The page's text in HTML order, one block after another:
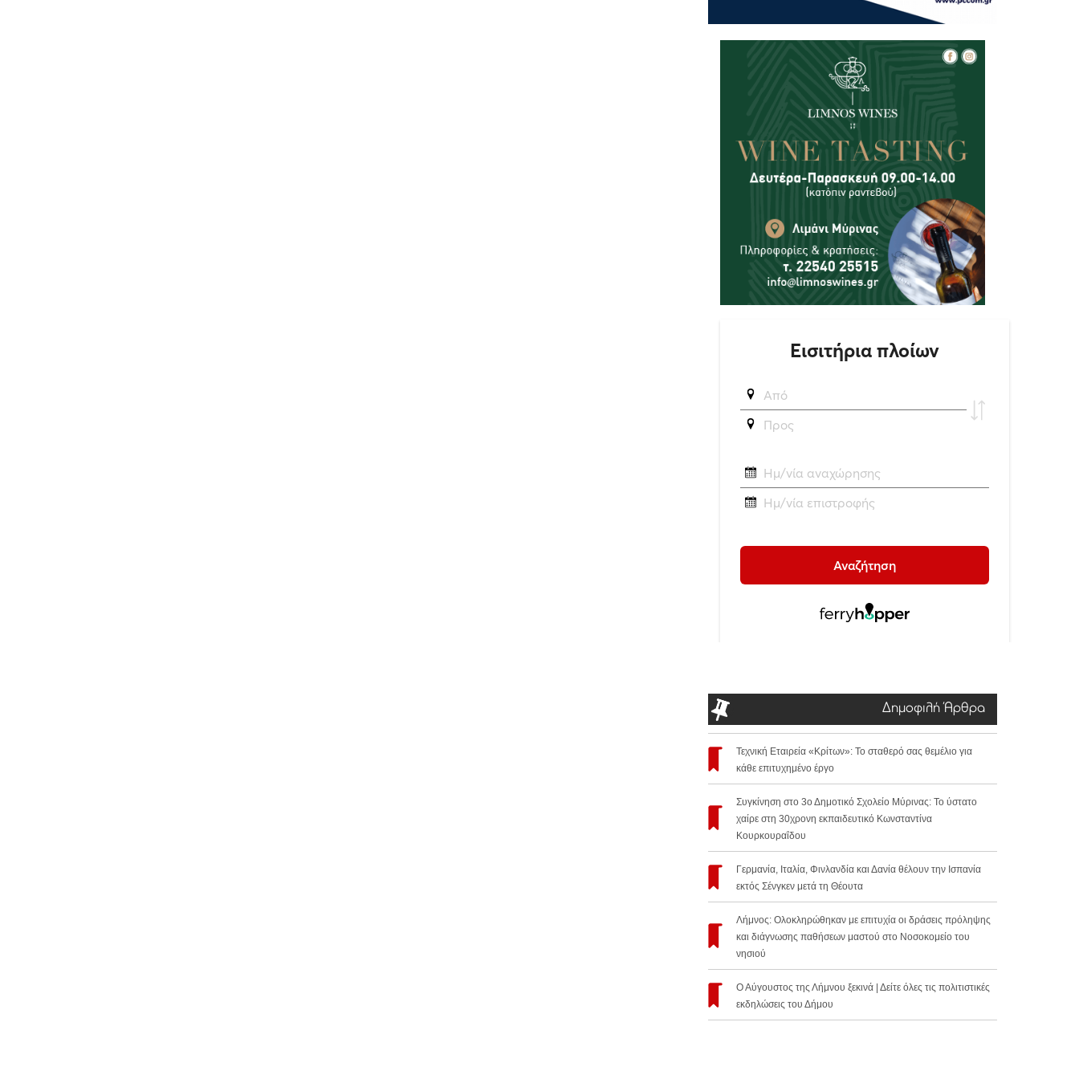
Δημοφιλή Άρθρα
Τεχνική Εταιρεία «Κρίτων»: Το σταθερό σας θεμέλιο για
κάθε επιτυχημένο έργο
Συγκίνηση στο 3ο Δημοτικό Σχολείο Μύρινας: Το ύστατο
χαίρε στη 30χρονη εκπαιδευτικό Κωνσταντίνα
Κουρκουραΐδου
Γερμανία, Ιταλία, Φινλανδία και Δανία θέλουν την Ισπανία
εκτός Σένγκεν μετά τη Θέουτα
Λήμνος: Ολοκληρώθηκαν με επιτυχία οι δράσεις πρόληψης
και διάγνωσης παθήσεων μαστού στο Νοσοκομείο του
νησιού
Ο Αύγουστος της Λήμνου ξεκινά | Δείτε όλες τις πολιτιστικές
εκδηλώσεις του Δήμου